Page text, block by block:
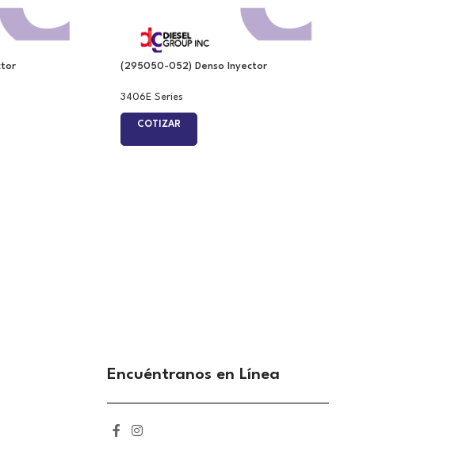
(295050-052) Denso Inyector
3406E Series
COTIZAR
Encuéntranos en Línea